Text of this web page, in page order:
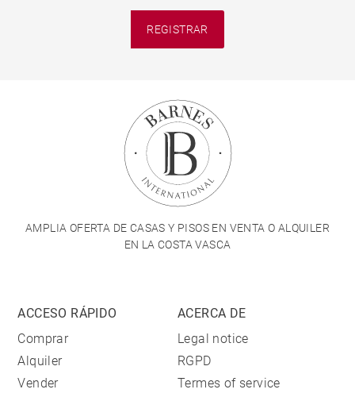
REGISTRAR
AMPLIA OFERTA DE CASAS Y PISOS EN VENTA O ALQUILER
EN LA COSTA VASCA
ACCESO RÁPIDO
Comprar
Alquiler
Vender
ACERCA DE
Legal notice
RGPD
Termes of service